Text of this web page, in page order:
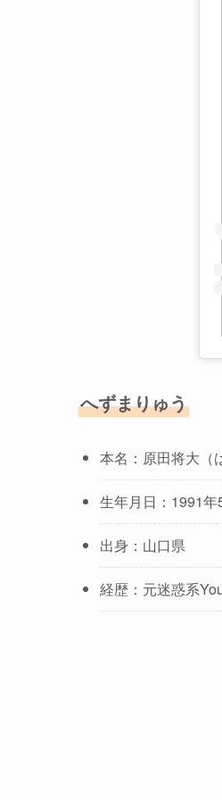
へずまりゅう
本名：原田将大（
生年月日：1991年
出身：山口県
経歴：元迷惑系